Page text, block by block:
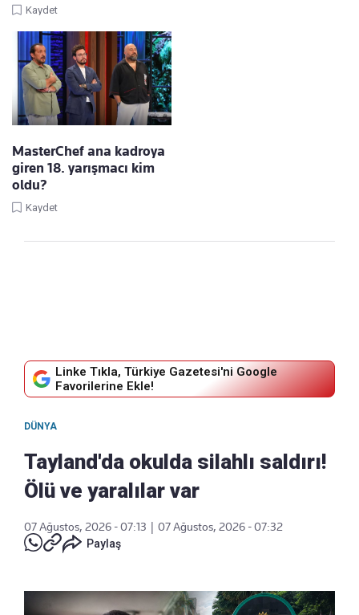
Kaydet
MasterChef ana kadroya
giren 18. yarışmacı kim
oldu?
Kaydet
Linke Tıkla, Türkiye Gazetesi'ni Google
Favorilerine Ekle!
DÜNYA
Tayland'da okulda silahlı saldırı!
Ölü ve yaralılar var
07 Ağustos, 2026 - 07:13 | 07 Ağustos, 2026 - 07:32
Paylaş